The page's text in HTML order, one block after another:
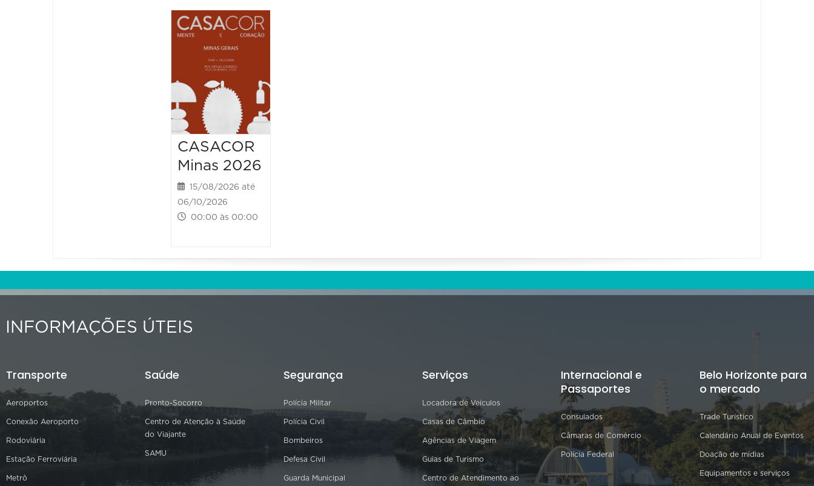
CASACOR
Minas 2026
15/08/2026 até
06/10/2026
00:00 às 00:00
INFORMAÇÕES ÚTEIS
Transporte
Aeroportos
Conexão Aeroporto
Rodoviária
Estação Ferroviária
Metrô
Saúde
Pronto-Socorro
Centro de Atenção à Saúde
do Viajante
SAMU
Segurança
Polícia Militar
Polícia Civil
Bombeiros
Defesa Civil
Guarda Municipal
Serviços
Locadora de Veículos
Casas de Câmbio
Agências de Viagem
Guias de Turismo
Centro de Atendimento ao
Internacional e
Passaportes
Consulados
Câmaras de Comércio
Polícia Federal
Belo Horizonte para
o mercado
Trade Turístico
Calendário Anual de Eventos
Doação de mídias
Equipamentos e serviços